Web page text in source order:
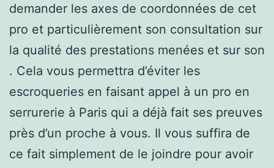
demander les axes de coordonnées de cet
pro et particulièrement son consultation sur
la qualité des prestations menées et sur son
. Cela vous permettra d’éviter les
escroqueries en faisant appel à un pro en
serrurerie à Paris qui a déjà fait ses preuves
près d’un proche à vous. Il vous suffira de
ce fait simplement de le joindre pour avoir